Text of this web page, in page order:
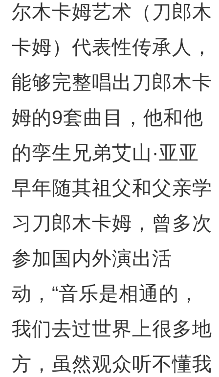
尔木卡姆艺术（刀郎木
卡姆）代表性传承人，
能够完整唱出刀郎木卡
姆的9套曲目，他和他
的孪生兄弟艾山·亚亚
早年随其祖父和父亲学
习刀郎木卡姆，曾多次
参加国内外演出活
动，“音乐是相通的，
我们去过世界上很多地
方，虽然观众听不懂我